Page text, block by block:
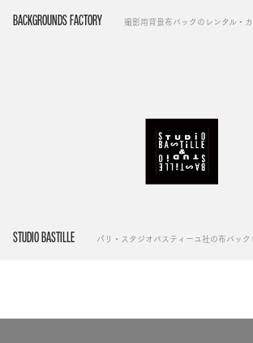
BACKGROUNDS FACTORY 撮影用背景布バックのレンタル・
STUDIO BASTILLE パリ・スタジオバスティーユ社の布バッ